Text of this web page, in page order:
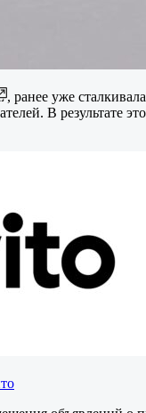
, ранее уже
В результате